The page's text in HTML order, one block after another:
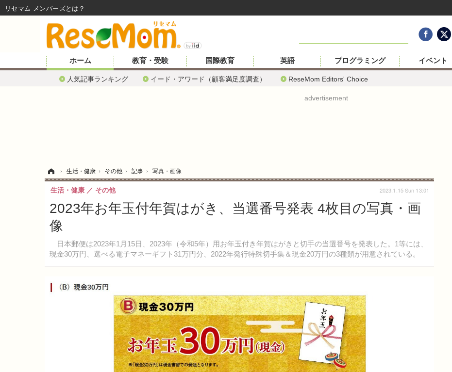
ホーム
人気記事ランキング イード・アワード（顧客満足度調査） ReseMom Editors' Choice
教育・受験 国際教育 英語 プログラミング イベント
advertisement
› 生活・健康 › その他 › 記事 › 写真・画像
2023年お年玉付年賀はがき、当選番号発表 4枚目の写真・画
像
日本郵便は2023年1月15日、2023年（令和5年）用お年玉付き年賀はがきと切手の当選番号を発表した。1等には、
現金30万円、選べる電子マネーギフト31万円分、2022年発行特殊切手集＆現金20万円の3種類が用意されている。
生活・健康 その他 2023.1.15 Sun 13:01
リセマム メンバーズ